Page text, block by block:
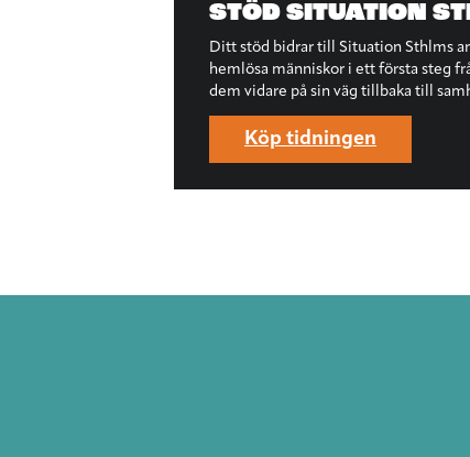
STÖD SITUATION
Ditt stöd bidrar till Situation Sthlms
hemlösa människor i ett första steg
dem vidare på sin väg tillbaka till
Köp tidningen